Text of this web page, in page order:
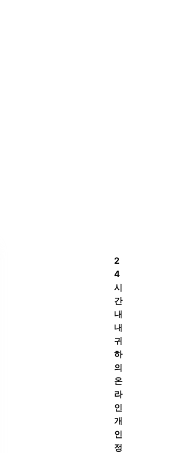
2
4
시
간
내
내
귀
하
의
온
라
인
개
인
정